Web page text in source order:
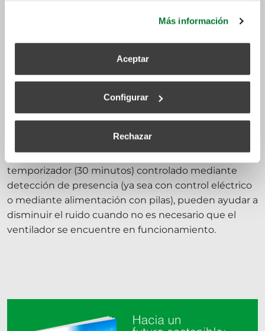
Más información
Aceptar
Configurar
Rechazar
en la misma dirección que el eje y sale de él con
la misma dirección que los radios
Dado que la presión sonora de un extractor de baño
es de unos 40 dB, es importante seleccionar
aquellos con altas prestaciones acústicas de manera
que la presión sonora no exceda el ruido admisible
ruido pueda causar a los usuarios. Los extractores
que aseguran un caudal complementario
temporizador (30 minutos) controlado mediante
detección de presencia (ya sea con control eléctrico
o mediante alimentación con pilas), pueden ayudar a
disminuir el ruido cuando no es necesario que el
ventilador se encuentre en funcionamiento.